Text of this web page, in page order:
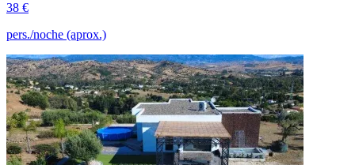
38 €
pers./noche (aprox.)